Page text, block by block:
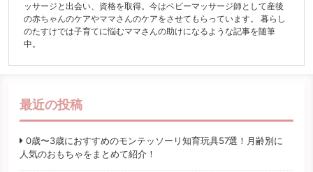
ッサージと出会い、資格を取得。今はベビーマッサージ師として産後
の赤ちゃんのケアやママさんのケアをさせてもらっています。 暮らし
のたすけでは子育てに悩むママさんの助けになるような記事を随筆
中。
最近の投稿
0歳〜3歳におすすめのモンテッソーリ知育玩具57選！月齢別に
人気のおもちゃをまとめて紹介！